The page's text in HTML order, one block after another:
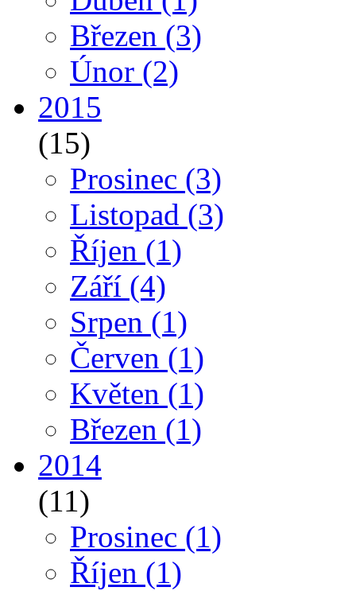
Březen (3)
Únor (2)
2015
(15)
Prosinec (3)
Listopad (3)
Říjen (1)
Září (4)
Srpen (1)
Červen (1)
Květen (1)
Březen (1)
2014
(11)
Prosinec (1)
Říjen (1)